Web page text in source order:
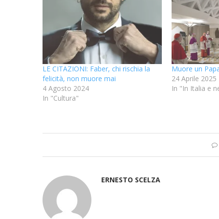
LE CITAZIONI: Faber, chi rischia la
felicità, non muore mai
4 Agosto 2024
In "Cultura"
Muore un
24 Aprile 2025
In "In Italia e
ERNESTO SCELZA